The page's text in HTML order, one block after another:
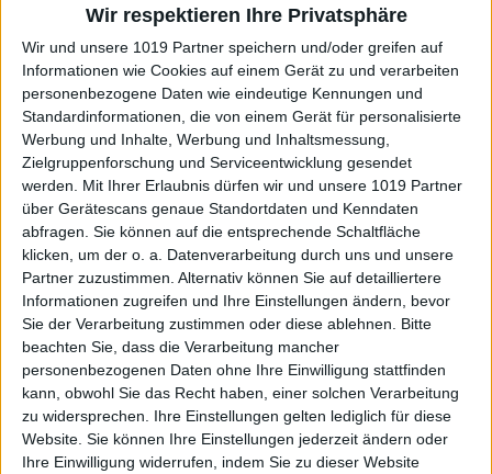
Wir respektieren Ihre Privatsphäre
Wir und unsere 1019 Partner speichern und/oder greifen auf
Informationen wie Cookies auf einem Gerät zu und verarbeiten
personenbezogene Daten wie eindeutige Kennungen und
Standardinformationen, die von einem Gerät für personalisierte
Werbung und Inhalte, Werbung und Inhaltsmessung,
Zielgruppenforschung und Serviceentwicklung gesendet
werden.
Mit Ihrer Erlaubnis dürfen wir und unsere 1019 Partner
über Gerätescans genaue Standortdaten und Kenndaten
abfragen. Sie können auf die entsprechende Schaltfläche
klicken, um der o. a. Datenverarbeitung durch uns und unsere
Partner zuzustimmen. Alternativ können Sie auf detailliertere
Informationen zugreifen und Ihre Einstellungen ändern, bevor
Sie der Verarbeitung zustimmen oder diese ablehnen.
Bitte
beachten Sie, dass die Verarbeitung mancher
personenbezogenen Daten ohne Ihre Einwilligung stattfinden
kann, obwohl Sie das Recht haben, einer solchen Verarbeitung
zu widersprechen. Ihre Einstellungen gelten lediglich für diese
Website. Sie können Ihre Einstellungen jederzeit ändern oder
Ihre Einwilligung widerrufen, indem Sie zu dieser Website